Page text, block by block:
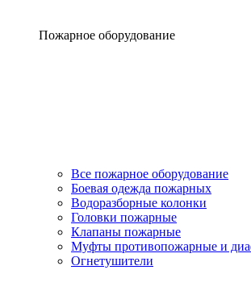
Пожарное оборудование
Все пожарное оборудование
Боевая одежда пожарных
Водоразборные колонки
Головки пожарные
Клапаны пожарные
Муфты противопожарные и
Огнетушители